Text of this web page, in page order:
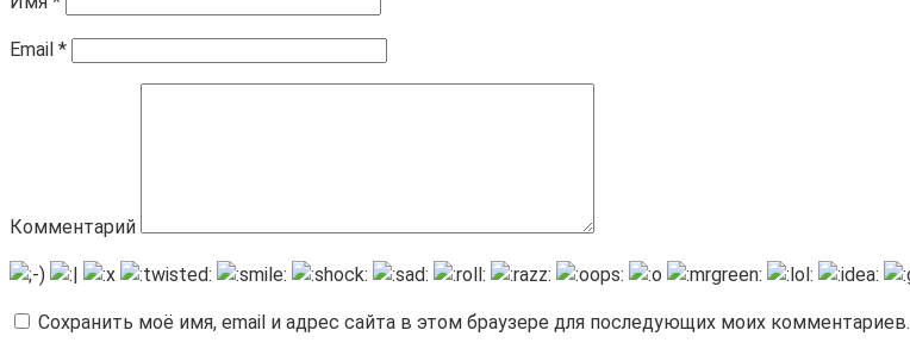
Email *
Комментарий
Сохранить моё имя, email и адрес сайта в этом браузере для последующих моих комментариев.